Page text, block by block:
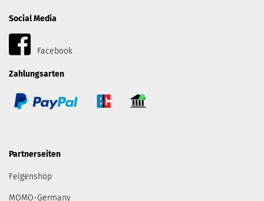
Social Media
Facebook
Zahlungsarten
Partnerseiten
Felgenshop
MOMO-Germany